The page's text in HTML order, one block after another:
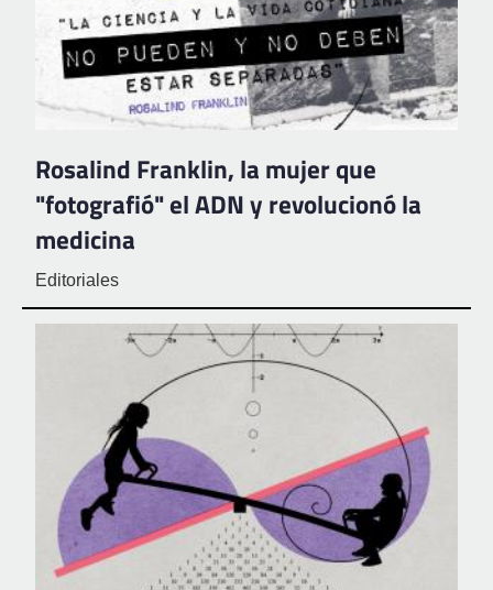
Rosalind Franklin, la mujer que
"fotografió" el ADN y revolucionó la
medicina
Editoriales